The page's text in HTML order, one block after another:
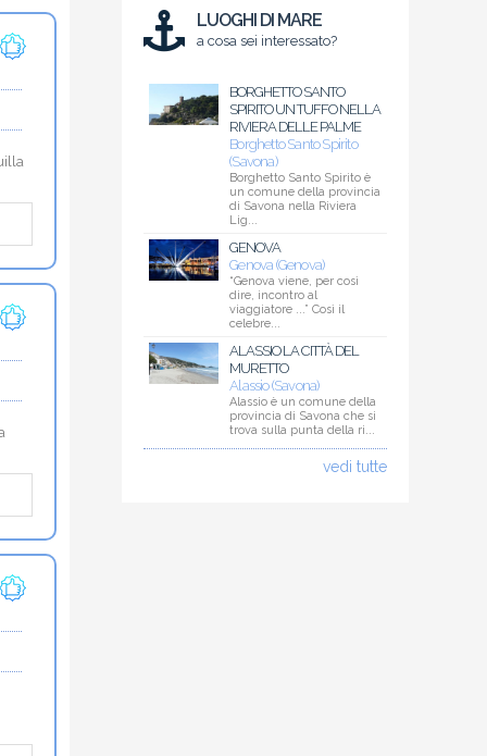
LUOGHI DI MARE
a cosa sei interessato?
BORGHETTO SANTO
SPIRITO UN TUFFO NELLA
RIVIERA DELLE PALME
Borghetto Santo Spirito
(Savona)
Borghetto Santo Spirito è
un comune della provincia
di Savona nella Riviera
Lig...
GENOVA
Genova (Genova)
“Genova viene, per così
dire, incontro al
viaggiatore ...” Così il
celebre...
ALASSIO LA CITTÀ DEL
MURETTO
Alassio (Savona)
Alassio è un comune della
provincia di Savona che si
trova sulla punta della ri...
vedi tutte